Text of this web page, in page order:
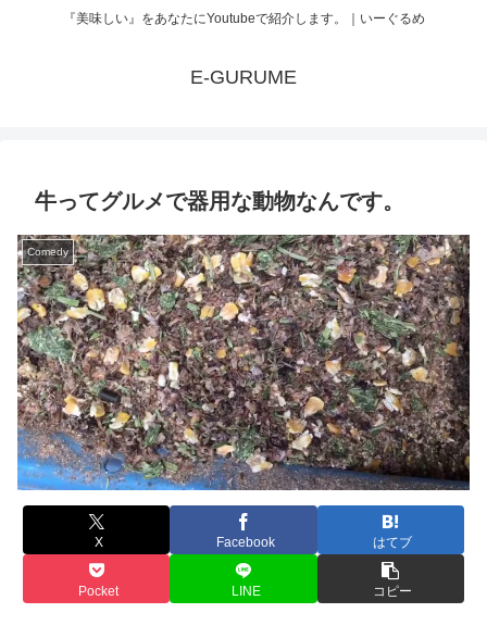
『美味しい』をあなたにYoutubeで紹介します。｜いーぐるめ
E-GURUME
牛ってグルメで器用な動物なんです。
Comedy
X Facebook はてブ
Pocket LINE コピー